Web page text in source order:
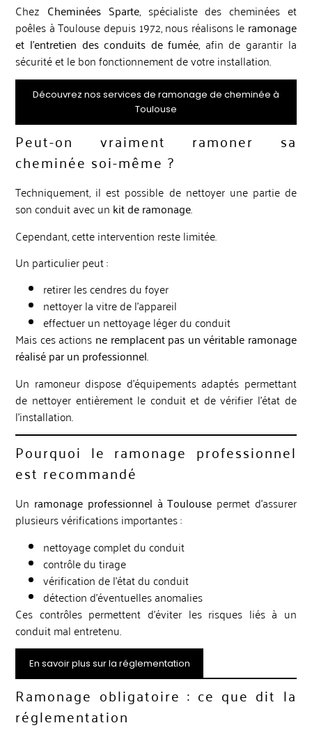
Chez Cheminées Sparte, spécialiste des cheminées et
poêles à Toulouse depuis 1972, nous réalisons le ramonage
et l’entretien des conduits de fumée, afin de garantir la
sécurité et le bon fonctionnement de votre installation.
Découvrez nos services de ramonage de cheminée à
Toulouse
Peut-on vraiment ramoner sa
cheminée soi-même ?
Techniquement, il est possible de nettoyer une partie de
son conduit avec un kit de ramonage.
Cependant, cette intervention reste limitée.
Un particulier peut :
retirer les cendres du foyer
nettoyer la vitre de l’appareil
effectuer un nettoyage léger du conduit
Mais ces actions ne remplacent pas un véritable ramonage
réalisé par un professionnel.
Un ramoneur dispose d’équipements adaptés permettant
de nettoyer entièrement le conduit et de vérifier l’état de
l’installation.
Pourquoi le ramonage professionnel
est recommandé
Un ramonage professionnel à Toulouse permet d’assurer
plusieurs vérifications importantes :
nettoyage complet du conduit
contrôle du tirage
vérification de l’état du conduit
détection d’éventuelles anomalies
Ces contrôles permettent d’éviter les risques liés à un
conduit mal entretenu.
En savoir plus sur la réglementation
Ramonage obligatoire : ce que dit la
réglementation